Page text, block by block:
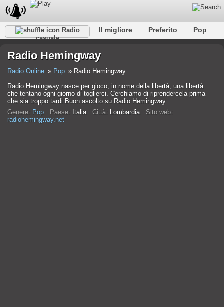
Radio
casuale
Il migliore Preferito
Pop
Rap
Falk Jazz Baby
Radio Hemingway
Radio Online Pop
Radio Hemingway
Radio Hemingway nasce per gioco, in nome della libertà, una libertà
che tentano ogni giorno di toglierci. Cerchiamo di riprendercela prima
che sia troppo tardi.Buon ascolto su Radio Hemingway
Genere: Pop Paese: Italia Città: Lombardia Sito web:
radiohemingway.net